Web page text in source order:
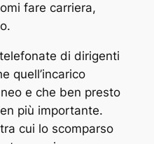
fare carriera,
di dirigenti
quell’incarico
e che ben presto
più importante.
cui lo scomparso